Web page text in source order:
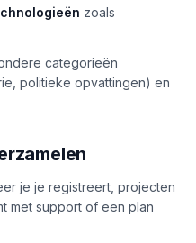
zoals
categorieën
politieke opvattingen) en
je je registreert, projecten
met support of een plan